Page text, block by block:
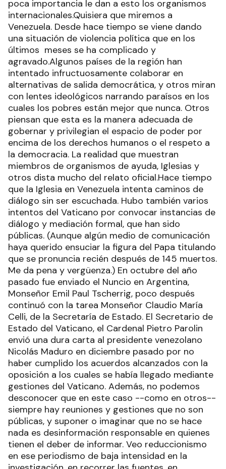
poca importancia le dan a esto los organismos
internacionales.Quisiera que miremos a
Venezuela. Desde hace tiempo se viene dando
una situación de violencia política que en los
últimos meses se ha complicado y
agravado.Algunos países de la región han
intentado infructuosamente colaborar en
alternativas de salida democrática, y otros miran
con lentes ideológicos narrando paraísos en los
cuales los pobres están mejor que nunca. Otros
piensan que esta es la manera adecuada de
gobernar y privilegian el espacio de poder por
encima de los derechos humanos o el respeto a
la democracia. La realidad que muestran
miembros de organismos de ayuda, Iglesias y
otros dista mucho del relato oficial.Hace tiempo
que la Iglesia en Venezuela intenta caminos de
diálogo sin ser escuchada. Hubo también varios
intentos del Vaticano por convocar instancias de
diálogo y mediación formal, que han sido
públicas. (Aunque algún medio de comunicación
haya querido ensuciar la figura del Papa titulando
que se pronuncia recién después de 145 muertos.
Me da pena y vergüenza.) En octubre del año
pasado fue enviado el Nuncio en Argentina,
Monseñor Emil Paul Tscherrig, poco después
continuó con la tarea Monseñor Claudio María
Celli, de la Secretaría de Estado. El Secretario de
Estado del Vaticano, el Cardenal Pietro Parolin
envió una dura carta al presidente venezolano
Nicolás Maduro en diciembre pasado por no
haber cumplido los acuerdos alcanzados con la
oposición a los cuales se había llegado mediante
gestiones del Vaticano. Además, no podemos
desconocer que en este caso --como en otros--
siempre hay reuniones y gestiones que no son
públicas, y suponer o imaginar que no se hace
nada es desinformación responsable en quienes
tienen el deber de informar. Veo reduccionismo
en ese periodismo de baja intensidad en la